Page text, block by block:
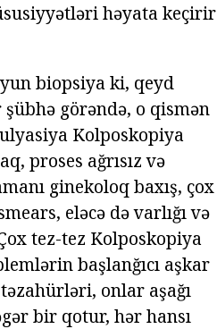
həyata keçirir
biopsiya ki, qeyd
görəndə, o qismən
Kolposkopiya
proses ağrısız və
ginekoloq baxış, çox
eləcə də varlığı və
tez-tez Kolposkopiya
başlanğıcı aşkar
onlar aşağı
bir qotur, hər hansı